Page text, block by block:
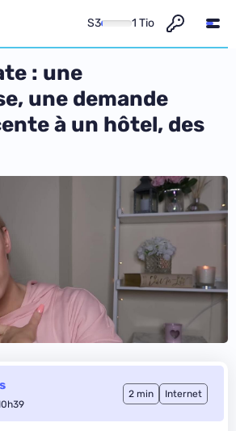
S3 1 Tio
: une
une demande
à un hôtel, des
2 min Internet